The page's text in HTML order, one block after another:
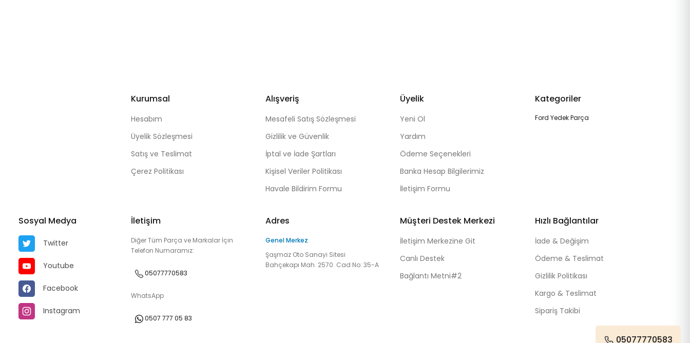
Kurumsal
Hesabım
Üyelik Sözleşmesi
Satış ve Teslimat
Çerez Politikası
Alışveriş
Mesafeli Satış Sözleşmesi
Gizlilik ve Güvenlik
İptal ve İade Şartları
Kişisel Veriler Politikası
Havale Bildirim Formu
Üyelik
Yeni Ol
Yardım
Ödeme Seçenekleri
Banka Hesap Bilgilerimiz
İletişim Formu
Kategoriler
Ford Yedek Parça
Sosyal Medya
Twitter
Youtube
Facebook
Instagram
İletişim
Diğer Tüm Parça ve Markalar İçin
Telefon Numaramız:
05077770583
WhatsApp
0507 777 05 83
Adres
Genel Merkez
Şaşmaz Oto Sanayi Sitesi
Bahçekapı Mah. 2570. Cad No: 35-A
Müşteri Destek Merkezi
İletişim Merkezine Git
Canlı Destek
Bağlantı Metni#2
Hızlı Bağlantılar
İade & Değişim
Ödeme & Teslimat
Gizlilik Politikası
Kargo & Teslimat
Sipariş Takibi
05077770583